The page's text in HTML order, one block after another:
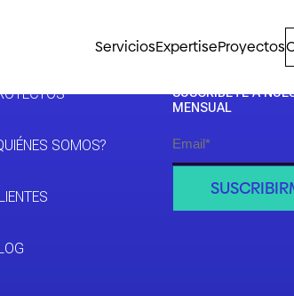
ServiciosExpertiseProyectos
SOMOS?
SUSCRÍBETE A
MENSUAL